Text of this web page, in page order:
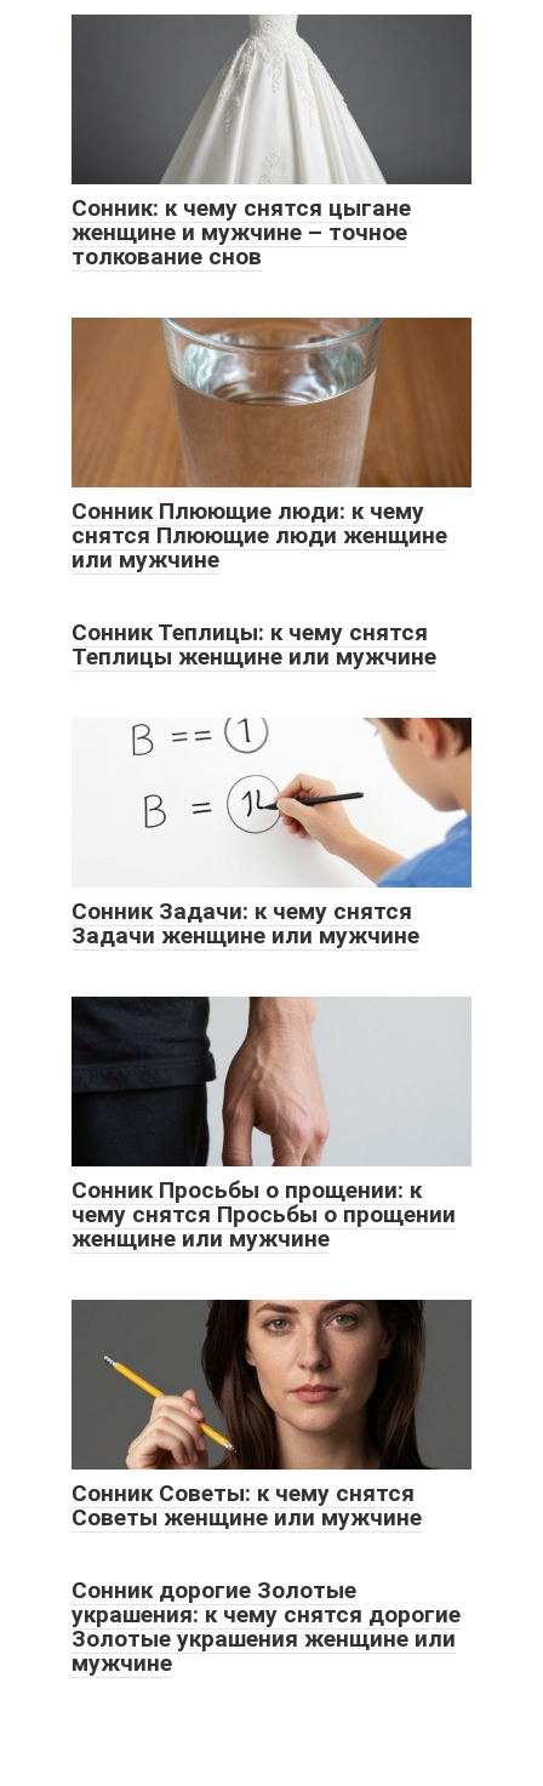
Сонник: к чему снятся цыгане
женщине и мужчине – точное
толкование снов
Сонник Плюющие люди: к чему
снятся Плюющие люди женщине
или мужчине
Сонник Теплицы: к чему снятся
Теплицы женщине или мужчине
Сонник Задачи: к чему снятся
Задачи женщине или мужчине
Сонник Просьбы о прощении: к
чему снятся Просьбы о прощении
женщине или мужчине
Сонник Советы: к чему снятся
Советы женщине или мужчине
Сонник дорогие Золотые
украшения: к чему снятся дорогие
Золотые украшения женщине или
мужчине